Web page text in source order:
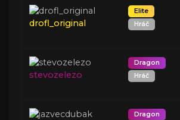
drofl_original
Elite
Hráč
stevozelezo
Dragon
Hráč
Dragon